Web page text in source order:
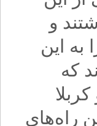
و
به این
که
راه‌های